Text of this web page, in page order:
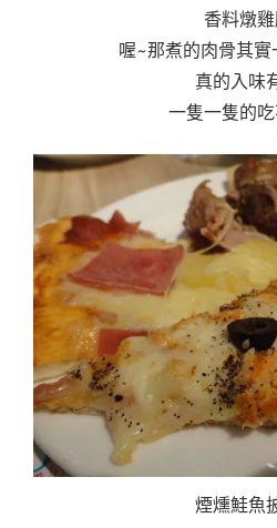
香料燉
喔~那煮的肉骨其實
真的入味
一隻一隻的
煙燻鮭魚